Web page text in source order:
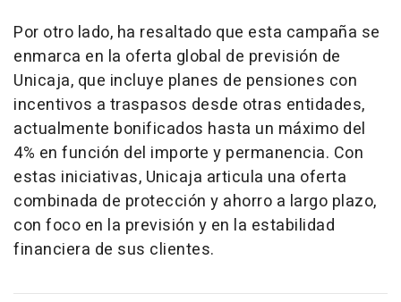
Por otro lado, ha resaltado que esta campaña se
enmarca en la oferta global de previsión de
Unicaja, que incluye planes de pensiones con
incentivos a traspasos desde otras entidades,
actualmente bonificados hasta un máximo del
4% en función del importe y permanencia. Con
estas iniciativas, Unicaja articula una oferta
combinada de protección y ahorro a largo plazo,
con foco en la previsión y en la estabilidad
financiera de sus clientes.